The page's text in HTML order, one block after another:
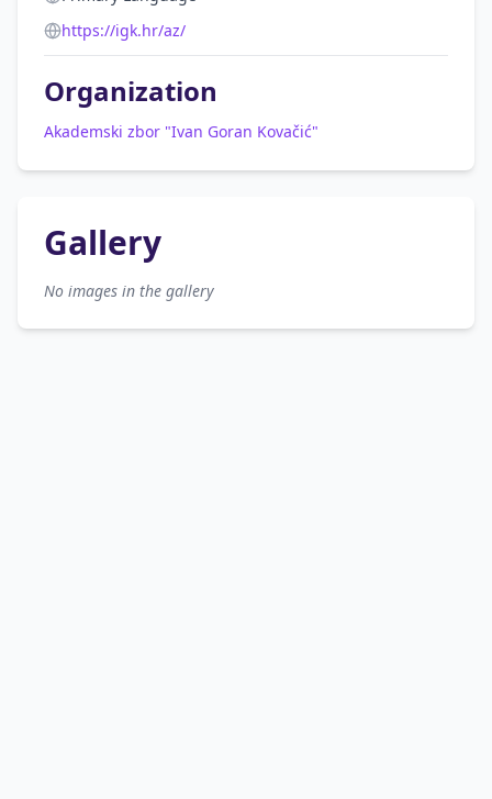
https://igk.hr/az/
Organization
Akademski zbor "Ivan Goran Kovačić"
Gallery
No images in the gallery